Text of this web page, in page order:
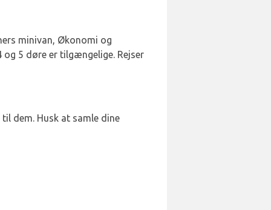
minivan, Økonomi og
5 døre er tilgængelige. Rejser
dem. Husk at samle dine